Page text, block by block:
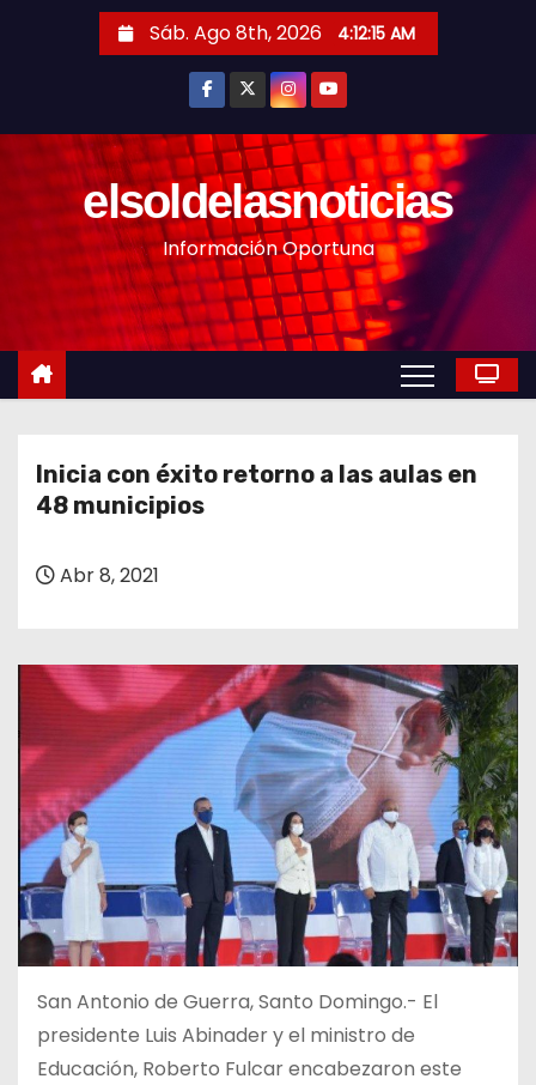
n
Sáb. Ago 8th, 2026 4:12:17 AM
elsoldelasnoticias
Información Oportuna
Inicia con éxito retorno a las aulas en
48 municipios
Abr 8, 2021
San Antonio de Guerra, Santo Domingo.- El
presidente Luis Abinader y el ministro de
Educación, Roberto Fulcar encabezaron este